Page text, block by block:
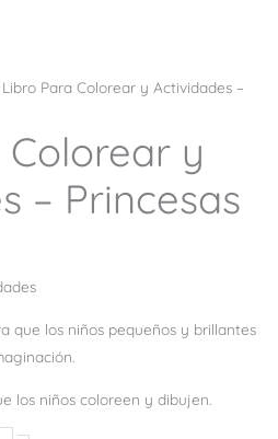
Para Colorear y Actividades –
y
– Princesas
que los niños pequeños y brillantes
los niños coloreen y dibujen.